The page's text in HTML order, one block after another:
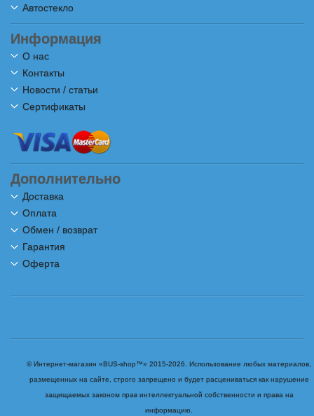
Автостекло
Информация
О нас
Контакты
Новости / статьи
Сертификаты
Дополнительно
Доставка
Оплата
Обмен / возврат
Гарантия
Оферта
© Интернет-магазин «BUS-shop™» 2015-2026. Использование любых материалов,
размещенных на сайте, строго запрещено и будет расцениваться как нарушение
защищаемых законом прав интеллектуальной собственности и права на
информацию.